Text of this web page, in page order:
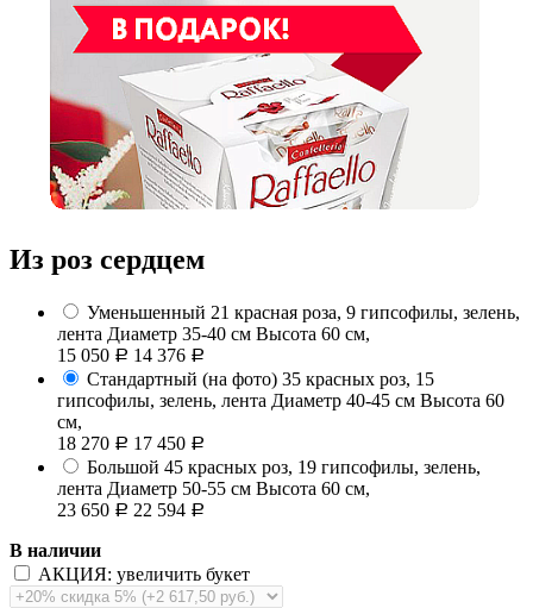
Из роз сердцем
Уменьшенный 21 красная роза, 9 гипсофилы, зелень,
лента Диаметр 35-40 см Высота 60 см,
15 050 Р 14 376 Р
Стандартный (на фото) 35 красных роз, 15
гипсофилы, зелень, лента Диаметр 40-45 см Высота 60
см,
18 270 Р 17 450 Р
Большой 45 красных роз, 19 гипсофилы, зелень,
лента Диаметр 50-55 см Высота 60 см,
23 650 Р 22 594 Р
В наличии
АКЦИЯ: увеличить букет